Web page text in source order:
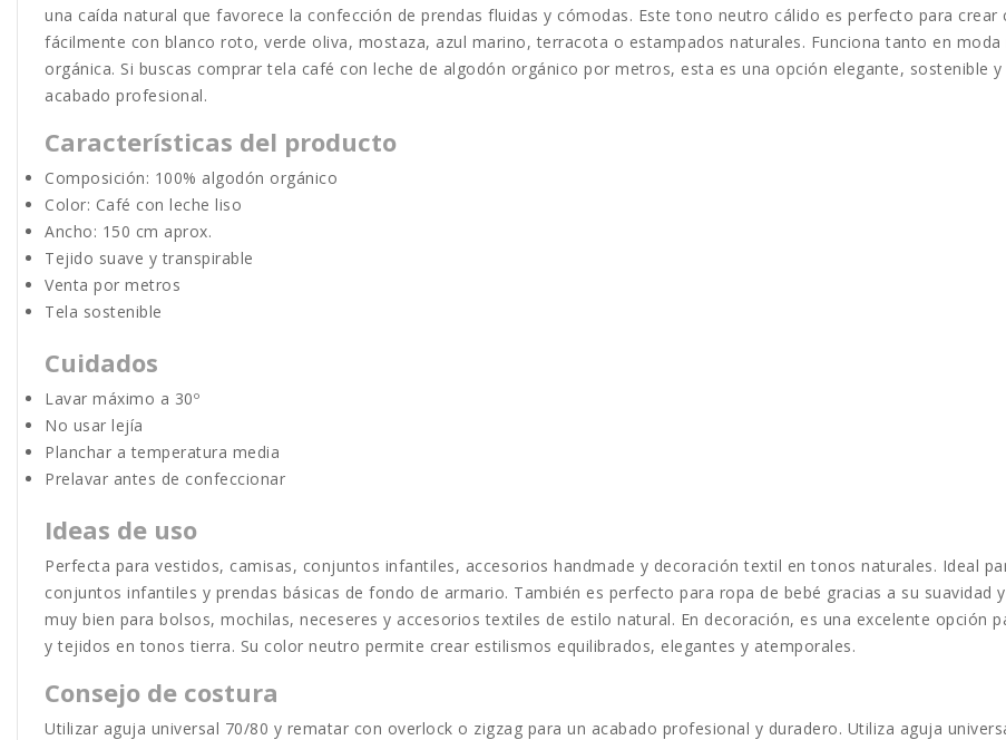
una caída natural que favorece la confección de prendas fluidas y cómodas. Este tono neutro cálido es perfecto para
fácilmente con blanco roto, verde oliva, mostaza, azul marino, terracota o estampados naturales. Funciona tanto en
orgánica. Si buscas comprar tela café con leche de algodón orgánico por metros, esta es una opción elegante, sostenible
acabado profesional.
Características del producto
Composición: 100% algodón orgánico
Color: Café con leche liso
Ancho: 150 cm aprox.
Tejido suave y transpirable
Venta por metros
Tela sostenible
Cuidados
Lavar máximo a 30º
No usar lejía
Planchar a temperatura media
Prelavar antes de confeccionar
Ideas de uso
Perfecta para vestidos, camisas, conjuntos infantiles, accesorios handmade y decoración textil en tonos naturales. Ideal
conjuntos infantiles y prendas básicas de fondo de armario. También es perfecto para ropa de bebé gracias a su
muy bien para bolsos, mochilas, neceseres y accesorios textiles de estilo natural. En decoración, es una excelente opción
y tejidos en tonos tierra. Su color neutro permite crear estilismos equilibrados, elegantes y atemporales.
Consejo de costura
Utilizar aguja universal 70/80 y rematar con overlock o zigzag para un acabado profesional y duradero. Utiliza aguja